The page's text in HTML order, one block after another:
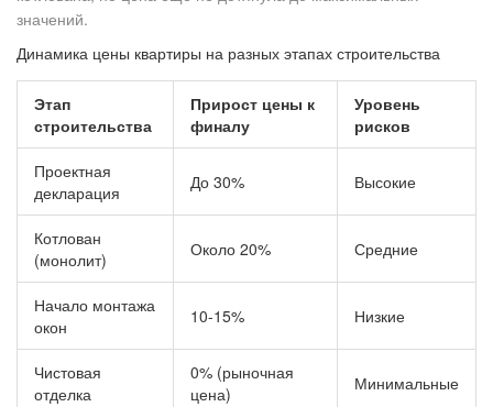
значений.
Динамика цены квартиры на разных этапах строительства
Этап
строительства
Прирост цены к
финалу
Уровень
рисков
Проектная
декларация
До 30% Высокие
Котлован
(монолит)
Около 20% Средние
Начало монтажа
окон
10-15% Низкие
Чистовая
отделка
0% (рыночная
цена)
Минимальные